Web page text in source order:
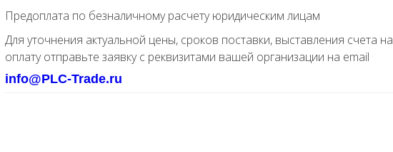
Предоплата по безналичному расчету юридическим лицам
Для уточнения актуальной цены, сроков поставки, выставления счета на
оплату отправьте заявку с реквизитами вашей организации на email
info@PLC-Trade.ru